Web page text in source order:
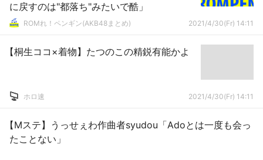
に戻すのは"都落ち"みたいで酷」
ROMれ！ペンギン(AKB48まとめ) 2021/4/30(Fr) 14:11
【桐生ココ×着物】たつのこの精鋭有能かよ
ホロ速 2021/4/30(Fr) 14:11
【Mステ】うっせぇわ作曲者syudou「Adoとは一度も会っ
たことない」